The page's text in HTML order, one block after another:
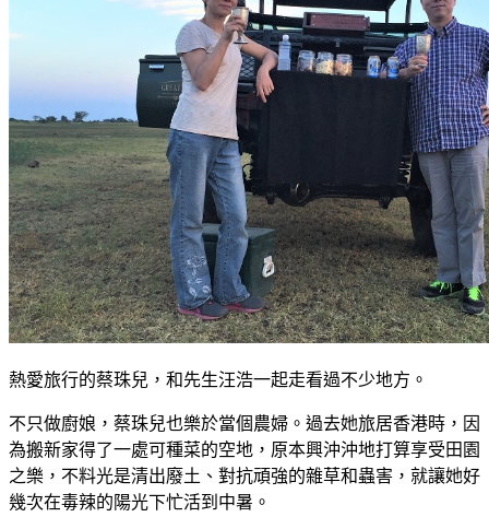
熱愛旅行的蔡珠兒，和先生汪浩一起走看過不少地方。
不只做廚娘，蔡珠兒也樂於當個農婦。過去她旅居香港時，因
為搬新家得了一處可種菜的空地，原本興沖沖地打算享受田園
之樂，不料光是清出廢土、對抗頑強的雜草和蟲害，就讓她好
幾次在毒辣的陽光下忙活到中暑。